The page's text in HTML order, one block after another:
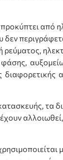
από
ρεύματος,
τα